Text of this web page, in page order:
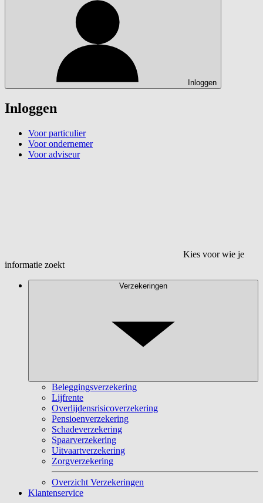
Inloggen
Inloggen
Voor particulier
Voor ondernemer
Voor adviseur
Kies voor wie je
informatie zoekt
Verzekeringen
Beleggingsverzekering
Lijfrente
Overlijdensrisicoverzekering
Pensioenverzekering
Schadeverzekering
Spaarverzekering
Uitvaartverzekering
Zorgverzekering
Overzicht Verzekeringen
Klantenservice